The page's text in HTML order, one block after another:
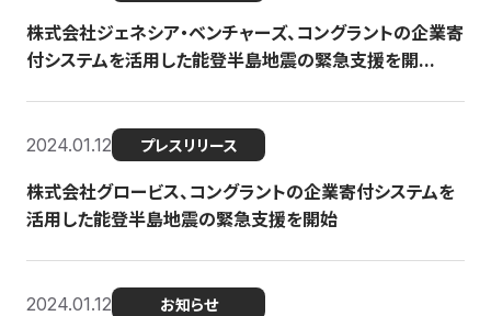
株式会社ジェネシア・ベンチャーズ、コングラントの企業寄
付システムを活用した能登半島地震の緊急支援を開...
2024.01.12 プレスリリース
株式会社グロービス、コングラントの企業寄付システムを
活用した能登半島地震の緊急支援を開始
2024.01.12 お知らせ